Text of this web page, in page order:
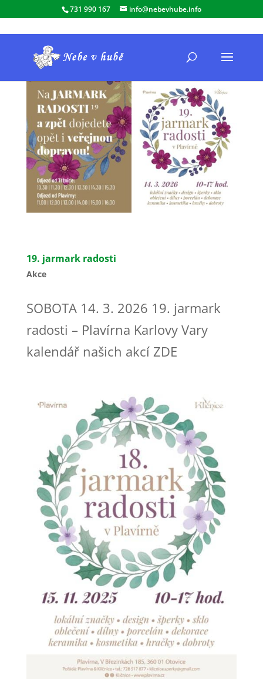
731 990 167 info@nebevhube.info
19. jarmark radosti
Akce
SOBOTA 14. 3. 2026 19. jarmark
radosti – Plavírna Karlovy Vary
kalendář našich akcí ZDE